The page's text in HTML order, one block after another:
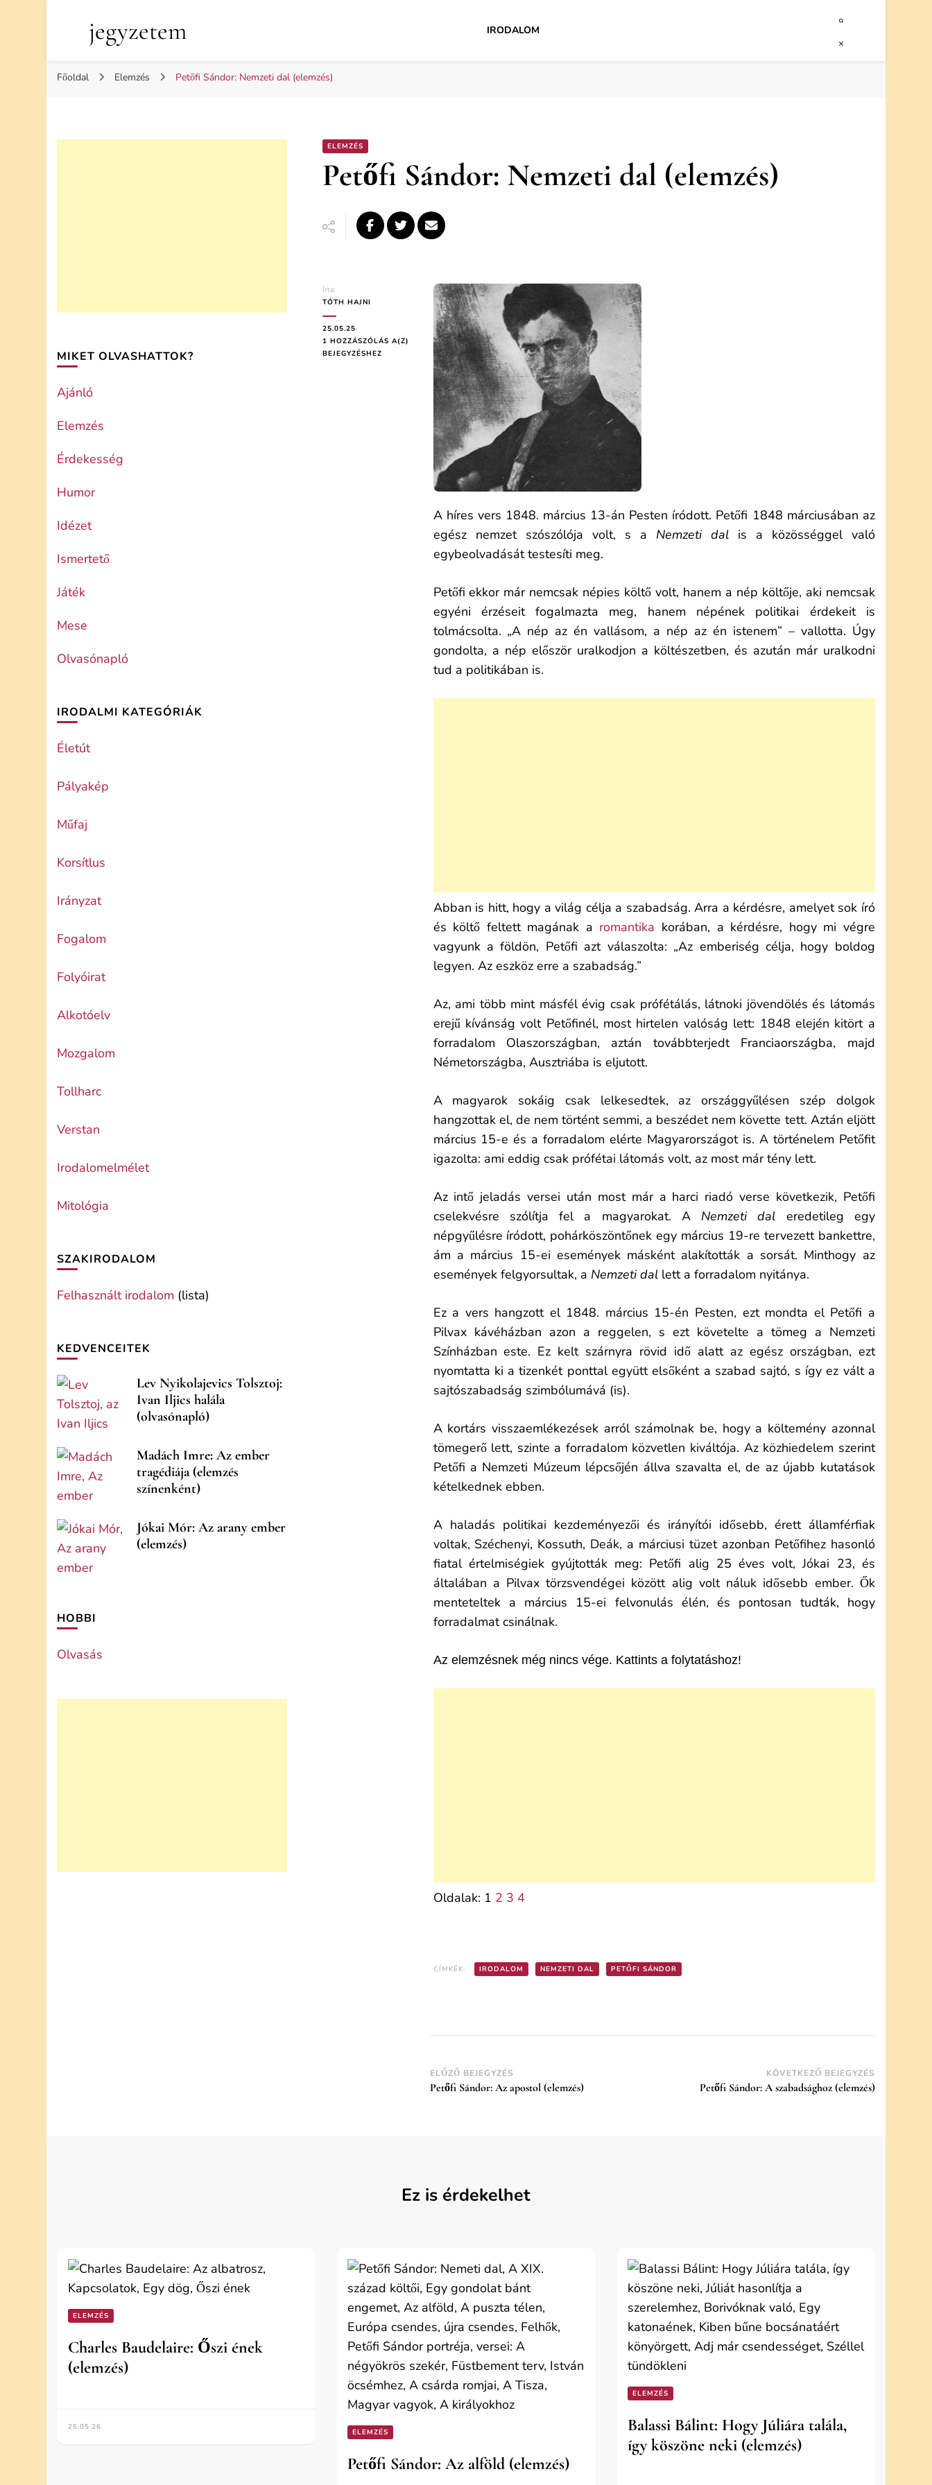
jegyzetem IRODALOM
Főoldal Elemzés Petőfi Sándor: Nemzeti dal (elemzés)
ELEMZÉS
Petőfi Sándor: Nemzeti dal (elemzés)
Írta:
TÓTH HAJNI
25.05.25
1 HOZZÁSZÓLÁS A(Z) PETŐFI
SÁNDOR:
NEMZETI
(ELEMZÉS)
BEJEGYZÉSHEZ
A híres vers 1848. március 13-án Pesten íródott. Petőfi 1848 márciusában az
egész nemzet szószólója volt, s a Nemzeti dalis a közösséggel való
egybeolvadását testesíti meg.
Petőfi ekkor már nemcsak népies költő volt, hanem a nép költője, aki nemcsak
egyéni érzéseit fogalmazta meg, hanem népének politikai érdekeit is
tolmácsolta. „A nép az én vallásom, a nép az én istenem” – vallotta. Úgy
gondolta, a nép először uralkodjon a költészetben, és azután már uralkodni
tud a politikában is.
Abban is hitt, hogy a világ célja a szabadság. Arra a kérdésre, amelyet sok író
és költő feltett magának a romantika korában, a kérdésre, hogy mi végre
vagyunk a földön, Petőfi azt válaszolta: „Az emberiség célja, hogy boldog
legyen. Az eszköz erre a szabadság.”
Az, ami több mint másfél évig csak prófétálás, látnoki jövendölés és látomás
erejű kívánság volt Petőfinél, most hirtelen valóság lett: 1848 elején kitört a
forradalom Olaszországban, aztán továbbterjedt Franciaországba, majd
Németországba, Ausztriába is eljutott.
A magyarok sokáig csak lelkesedtek, az országgyűlésen szép dolgok
hangzottak el, de nem történt semmi, a beszédet nem követte tett. Aztán eljött
március 15-e és a forradalom elérte Magyarországot is. A történelem Petőfit
igazolta: ami eddig csak prófétai látomás volt, az most már tény lett.
Az intő jeladás versei után most már a harci riadó verse következik, Petőfi
cselekvésre szólítja fel a magyarokat. A Nemzeti dal eredetileg egy
népgyűlésre íródott, pohárköszöntőnek egy március 19-re tervezett bankettre,
ám a március 15-ei események másként alakították a sorsát. Minthogy az
események felgyorsultak, a Nemzeti dallett a forradalom nyitánya.
Ez a vers hangzott el 1848. március 15-én Pesten, ezt mondta el Petőfi a
Pilvax kávéházban azon a reggelen, s ezt követelte a tömeg a Nemzeti
Színházban este. Ez kelt szárnyra rövid idő alatt az egész országban, ezt
nyomtatta ki a tizenkét ponttal együtt elsőként a szabad sajtó, s így ez vált a
sajtószabadság szimbólumává (is).
A kortárs visszaemlékezések arról számolnak be, hogy a költemény azonnal
tömegerő lett, szinte a forradalom közvetlen kiváltója. Az közhiedelem szerint
Petőfi a Nemzeti Múzeum lépcsőjén állva szavalta el, de az újabb kutatások
kételkednek ebben.
A haladás politikai kezdeményezői és irányítói idősebb, érett államférfiak
voltak, Széchenyi, Kossuth, Deák, a márciusi tüzet azonban Petőfihez hasonló
fiatal értelmiségiek gyújtották meg: Petőfi alig 25 éves volt, Jókai 23, és
általában a Pilvax törzsvendégei között alig volt náluk idősebb ember. Ők
menteteltek a március 15-ei felvonulás élén, és pontosan tudták, hogy
forradalmat csinálnak.
Az elemzésnek még nincs vége. Kattints a folytatáshoz!
Oldalak: 1 2 3 4
CÍMKÉK: IRODALOM NEMZETI DAL PETŐFI SÁNDOR
Post
ELŐZŐ BEJEGYZÉS
Petőfi Sándor: Az apostol (elemzés)
KÖVETKEZŐ BEJEGYZÉS
Petőfi Sándor: A szabadsághoz (elemzés)
MIKET OLVASHATTOK?
Ajánló
Elemzés
Érdekesség
Humor
Idézet
Ismertető
Játék
Mese
Olvasónapló
IRODALMI KATEGÓRIÁK
Életút
Pályakép
Műfaj
Korsítlus
Irányzat
Fogalom
Folyóirat
Alkotóelv
Mozgalom
Tollharc
Verstan
Irodalomelmélet
Mitológia
SZAKIRODALOM
Felhasznált irodalom (lista)
KEDVENCEITEK
Lev Nyikolajevics Tolsztoj:
Ivan Iljics halála
(olvasónapló)
Madách Imre: Az ember
tragédiája (elemzés
színenként)
Jókai Mór: Az arany ember
(elemzés)
HOBBI
Olvasás
Ez is érdekelhet
ELEMZÉS
Charles Baudelaire: Őszi ének
(elemzés)
25.05.26
ELEMZÉS
Petőfi Sándor: Az alföld (elemzés)
ELEMZÉS
Balassi Bálint: Hogy Júliára talála,
így köszöne neki (elemzés)